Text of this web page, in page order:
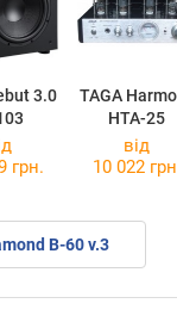
3.0
TAGA
HTA-25
грн.
від
10 022
B-60 v.3